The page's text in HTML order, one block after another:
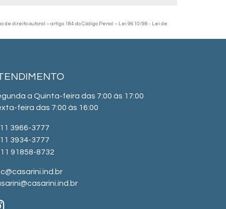
de direito autoral – artigo 184 do Código Penal – Lei 9610/98 - Lei de
a Quinta-feira das 7:00 às 17:00
feira das 7:00 às 16:00
3966-3777
3934-3777
11 91858-8732